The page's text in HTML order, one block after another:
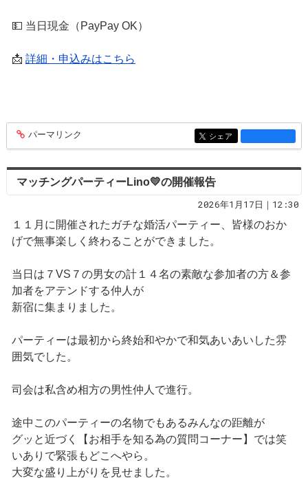
💵 当日現金（PayPay OK）
📩 詳細・申込みはこちら
entry1472
パーマリンク entry1472
シェア
マッチングパーティーLino💛の開催報告
2026年1月17日｜12:30
１１月に開催されたガチな婚活パーティー、皆様のおか
げで無事楽しく終わることができました。
当日は７VS７の男女の計１４名の素敵な参加者の方＆参
加者をアテンドする仲人が
新宿に集まりました。
パーティーは最初から終始和やかで和気あいあいした雰
囲気でした。
司会は私含め相方の男性仲人で進行。
途中このパーティーの名物でもあるみんなの距離が
グッと近づく【お相手を知る為の質問コーナー】では笑
いありで緊張もどこへやら。
大変な盛り上がりを見せました。